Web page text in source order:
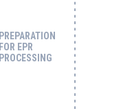
PREPARATION
FOR EPR
PROCESSING